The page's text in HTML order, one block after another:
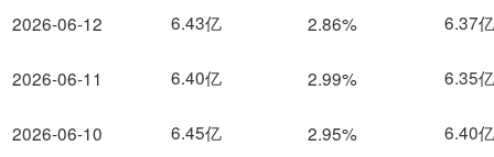
2026-06-12
2026-06-11
2026-06-10
6.43亿 2.86% 6.37亿
6.40亿 2.99% 6.35亿
6.45亿 2.95% 6.40亿